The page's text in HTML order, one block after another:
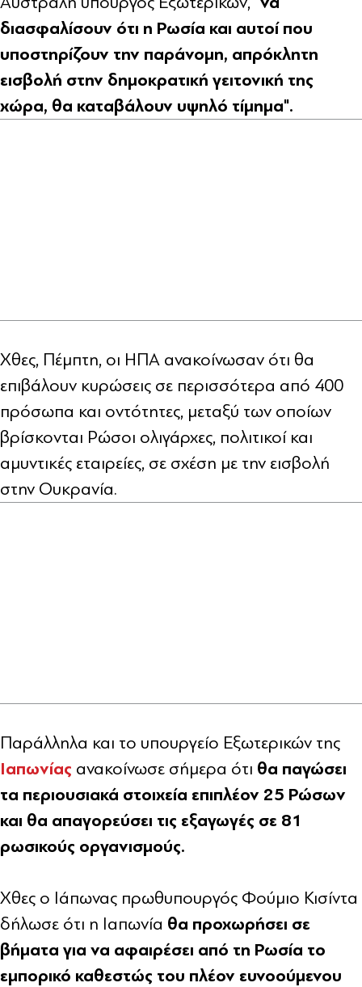
διασφαλίσουν ότι η Ρωσία και αυτοί που
υποστηρίζουν την παράνομη, απρόκλητη
εισβολή στην δημοκρατική γειτονική της
χώρα, θα καταβάλουν υψηλό τίμημα".
Χθες, Πέμπτη, οι ΗΠΑ ανακοίνωσαν ότι θα
επιβάλουν κυρώσεις σε περισσότερα από 400
πρόσωπα και οντότητες, μεταξύ των οποίων
βρίσκονται Ρώσοι ολιγάρχες, πολιτικοί και
αμυντικές εταιρείες, σε σχέση με την εισβολή
στην Ουκρανία.
Παράλληλα και το υπουργείο Εξωτερικών της
Ιαπωνίας ανακοίνωσε σήμερα ότι θα παγώσει
τα περιουσιακά στοιχεία επιπλέον 25 Ρώσων
και θα απαγορεύσει τις εξαγωγές σε 81
ρωσικούς οργανισμούς.
Χθες ο Ιάπωνας πρωθυπουργός Φούμιο Κισίντα
δήλωσε ότι η Ιαπωνία θα προχωρήσει σε
βήματα για να αφαιρέσει από τη Ρωσία το
εμπορικό καθεστώς του πλέον ευνοούμενου